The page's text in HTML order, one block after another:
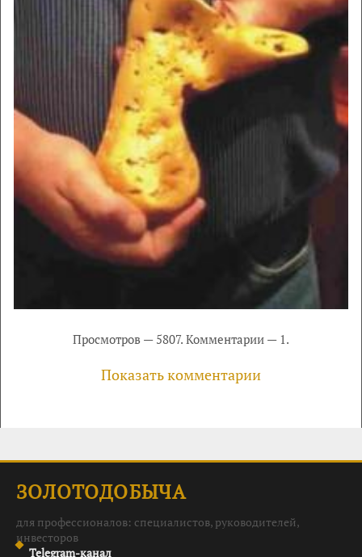
Просмотров — 5807. Комментарии — 1.
Показать комментарии
ЗОЛОТОДОБЫЧА
для профессионалов: специалистов, руководителей,
инвесторов
Telegram-канал